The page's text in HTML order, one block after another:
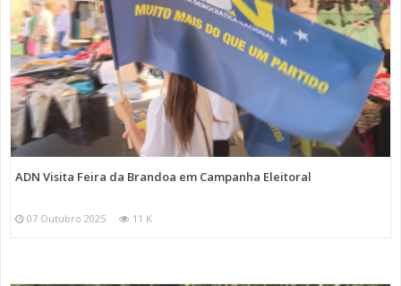
ADN Visita Feira da Brandoa em Campanha Eleitoral
07 Outubro 2025 11 K